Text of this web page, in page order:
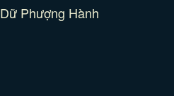
Dữ Phượng Hành